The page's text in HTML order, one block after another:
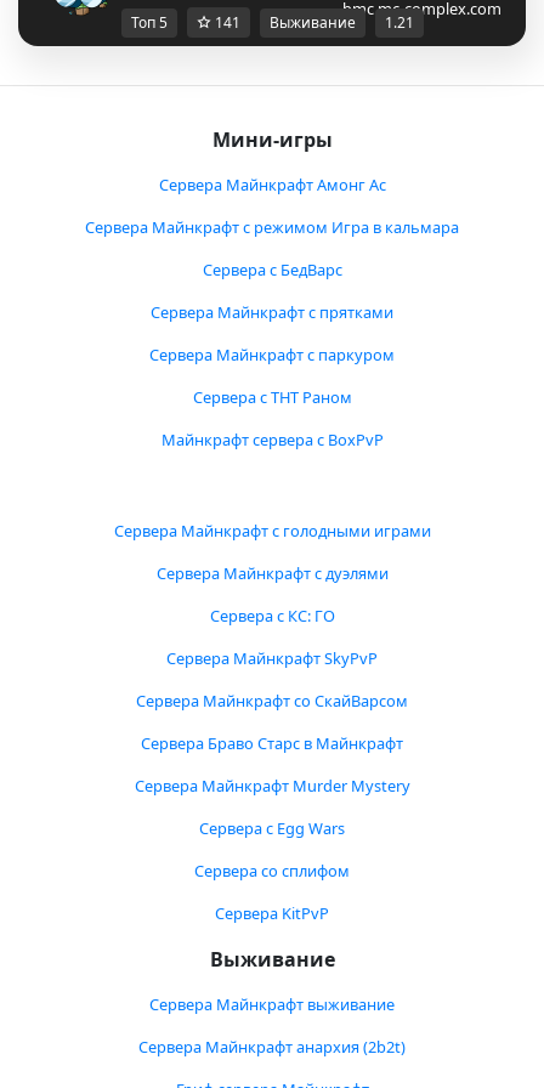
bmc.mc-complex.com
Топ 5 141 Выживание 1.21
Мини-игры
Сервера Майнкрафт Амонг Ас
Сервера Майнкрафт с режимом Игра в кальмара
Сервера с БедВарс
Сервера Майнкрафт с прятками
Сервера Майнкрафт с паркуром
Сервера с ТНТ Раном
Майнкрафт сервера с BoxPvP
Сервера Майнкрафт с голодными играми
Сервера Майнкрафт с дуэлями
Сервера с КС: ГО
Сервера Майнкрафт SkyPvP
Сервера Майнкрафт со СкайВарсом
Сервера Браво Старс в Майнкрафт
Сервера Майнкрафт Murder Mystery
Сервера с Egg Wars
Сервера со сплифом
Сервера KitPvP
Выживание
Сервера Майнкрафт выживание
Сервера Майнкрафт анархия (2b2t)